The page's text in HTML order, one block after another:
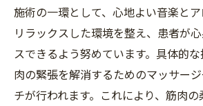
施術の一環として、心地よい音楽と
リラックスした環境を整え、患者が
スできるよう努めています。具体的
肉の緊張を解消するためのマッサー
チが行われます。これにより、筋肉の